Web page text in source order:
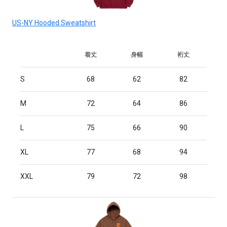
US-NY Hooded Sweatshirt
着丈 身幅 裄丈
S 68 62 82
M 72 64 86
L 75 66 90
XL 77 68 94
XXL 79 72 98